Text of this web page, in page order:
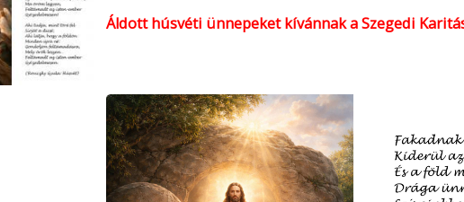
Áldott húsvéti ünnepeket kívánnak a Szegedi